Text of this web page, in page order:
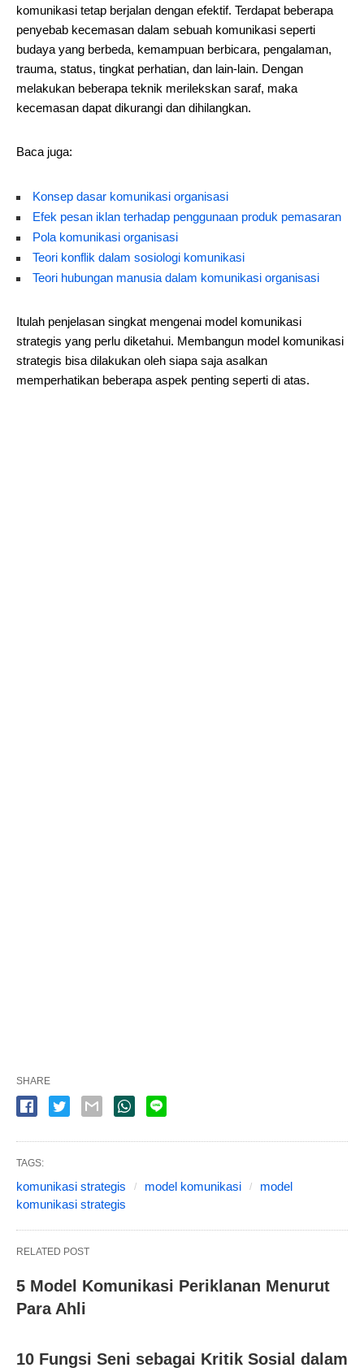
komunikasi tetap berjalan dengan efektif. Terdapat beberapa
penyebab kecemasan dalam sebuah komunikasi seperti
budaya yang berbeda, kemampuan berbicara, pengalaman,
trauma, status, tingkat perhatian, dan lain-lain. Dengan
melakukan beberapa teknik merilekskan saraf, maka
kecemasan dapat dikurangi dan dihilangkan.
Baca juga:
Konsep dasar komunikasi organisasi
Efek pesan iklan terhadap penggunaan produk pemasaran
Pola komunikasi organisasi
Teori konflik dalam sosiologi komunikasi
Teori hubungan manusia dalam komunikasi organisasi
Itulah penjelasan singkat mengenai model komunikasi
strategis yang perlu diketahui. Membangun model komunikasi
strategis bisa dilakukan oleh siapa saja asalkan
memperhatikan beberapa aspek penting seperti di atas.
SHARE
TAGS:
komunikasi strategis model komunikasi
model
komunikasi strategis
RELATED POST
5 Model Komunikasi Periklanan Menurut
Para Ahli
10 Fungsi Seni sebagai Kritik Sosial dalam